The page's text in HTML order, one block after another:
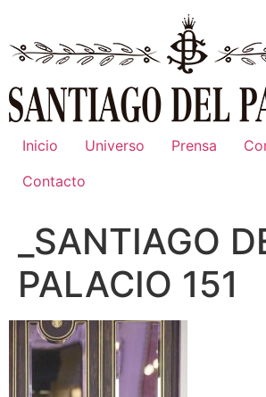
contenido
Inicio Universo Prensa
Contacto
_SANTIAGO
PALACIO 151